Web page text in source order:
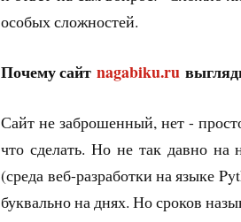
особых сложностей.
Почему сайтnagabiku.ru
Сайт не заброшенный, нет -
что сделать. Но не так давно на
(среда веб-разработки на языке
буквально на днях. Но сроков